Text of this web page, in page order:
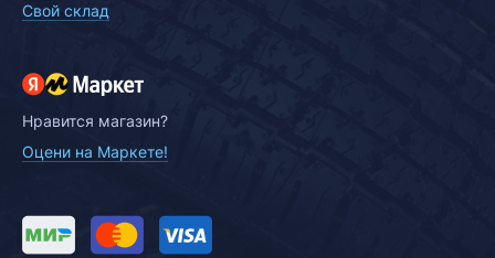
Свой склад
Нравится магазин?
Оцени на Маркете!